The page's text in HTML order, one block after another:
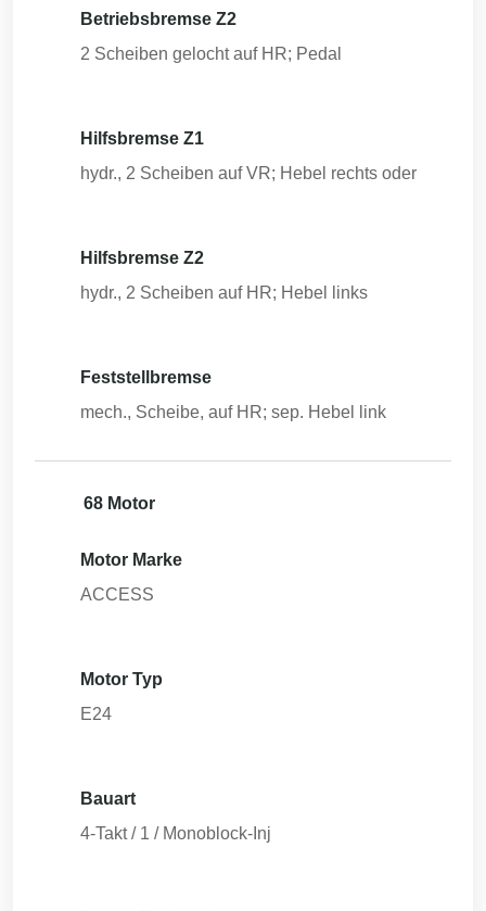
Betriebsbremse Z2
2 Scheiben gelocht auf HR; Pedal
Hilfsbremse Z1
hydr., 2 Scheiben auf VR; Hebel rechts oder
Hilfsbremse Z2
hydr., 2 Scheiben auf HR; Hebel links
Feststellbremse
mech., Scheibe, auf HR; sep. Hebel link
68 Motor
Motor Marke
ACCESS
Motor Typ
E24
Bauart
4-Takt / 1 / Monoblock-Inj